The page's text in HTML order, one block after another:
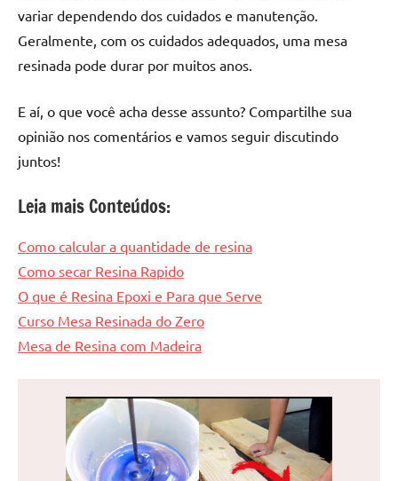
variar dependendo dos cuidados e manutenção.
Geralmente, com os cuidados adequados, uma mesa
resinada pode durar por muitos anos.
E aí, o que você acha desse assunto? Compartilhe sua
opinião nos comentários e vamos seguir discutindo
juntos!
Leia mais Conteúdos:
Como calcular a quantidade de resina
Como secar Resina Rapido
O que é Resina Epoxi e Para que Serve
Curso Mesa Resinada do Zero
Mesa de Resina com Madeira